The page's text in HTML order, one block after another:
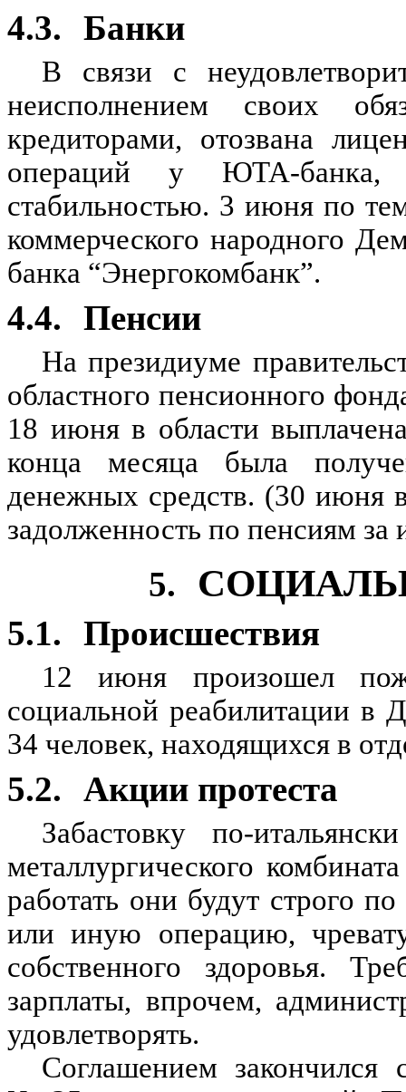
4.3. Банки
В связи с
неисполнением своих
кредиторами, отозвана
операций у ЮТА-банка,
стабильностью. 3 июня по
коммерческого народного
банка “Энергокомбанк”.
4.4. Пенсии
На президиуме
областного пенсионного
18 июня в области
конца месяца была
денежных средств. (30 июня
задолженность по пенсиям за
5.
5.1. Происшествия
12 июня произошел
социальной реабилитации в
34 человек, находящихся в
5.2. Акции протеста
Забастовку по-
металлургического
работать они будут строго
или иную операцию,
собственного здоровья.
зарплаты, впрочем,
удовлетворять.
Соглашением